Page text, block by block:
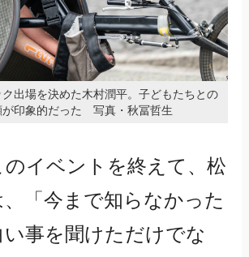
出場を決めた木村潤平。子どもたちとの
が印象的だった 写真・秋冨哲生
のイベントを終えて、松
、「今まで知らなかった
事を聞けただけでな